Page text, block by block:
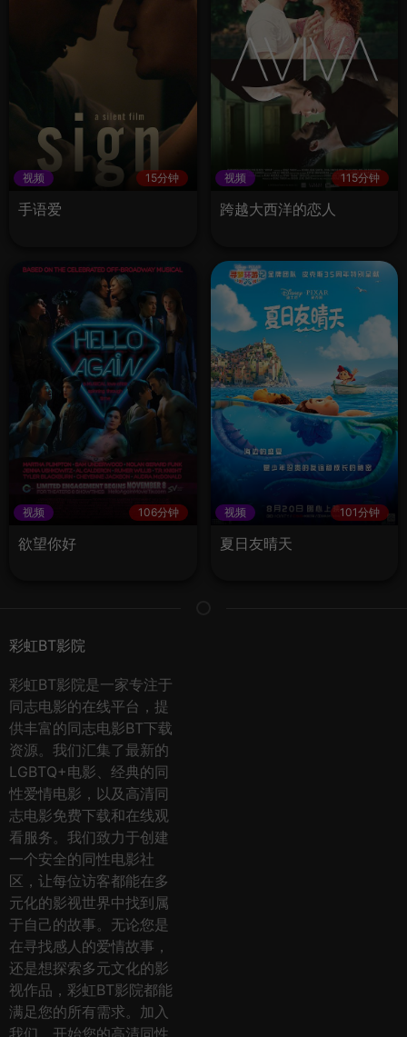
视频 15分钟
手语爱
视频 115分钟
跨越大西洋的恋人
视频 106分钟
欲望你好
视频 101分钟
夏日友晴天
彩虹BT影院
彩虹BT影院是一家专注于
同志电影的在线平台，提
供丰富的同志电影BT下载
资源。我们汇集了最新的
LGBTQ+电影、经典的同
性爱情电影，以及高清同
志电影免费下载和在线观
看服务。我们致力于创建
一个安全的同性电影社
区，让每位访客都能在多
元化的影视世界中找到属
于自己的故事。无论您是
在寻找感人的爱情故事，
还是想探索多元文化的影
视作品，彩虹BT影院都能
满足您的所有需求。加入